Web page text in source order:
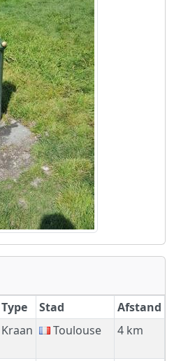
Type Stad
Afstand
Kraan Toulouse 4 km